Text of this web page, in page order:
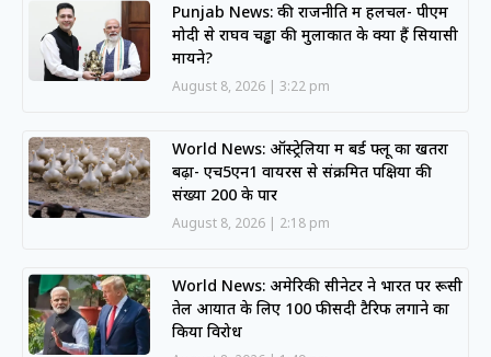
Punjab News: की राजनीति में हलचल- पीएम
मोदी से राघव चड्ढा की मुलाकात के क्या हैं सियासी
मायने?
August 8, 2026 3:22 pm
World News: ऑस्ट्रेलिया में बर्ड फ्लू का खतरा
बढ़ा- एच5एन1 वायरस से संक्रमित पक्षियों की
संख्या 200 के पार
August 8, 2026 2:18 pm
World News: अमेरिकी सीनेटर ने भारत पर रूसी
तेल आयात के लिए 100 फीसदी टैरिफ लगाने का
किया विरोध